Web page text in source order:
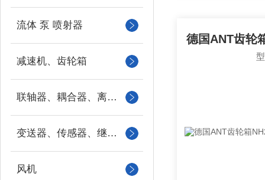
流体 泵 喷射器
减速机、齿轮箱
联轴器、耦合器、离合器
变送器、传感器、继电器
风机